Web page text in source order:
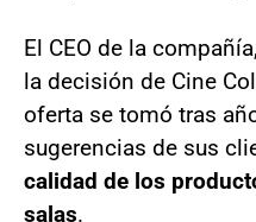
El CEO de la
la decisión de Cine
oferta se tomó tras
sugerencias de sus
calidad de los
salas.